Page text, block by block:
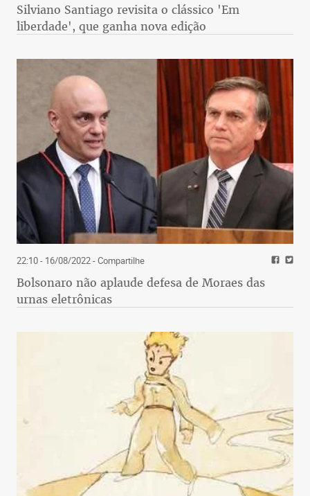
Silviano Santiago revisita o clássico 'Em
liberdade', que ganha nova edição
22:10 - 16/08/2022- Compartilhe
Bolsonaro não aplaude defesa de Moraes das
urnas eletrônicas